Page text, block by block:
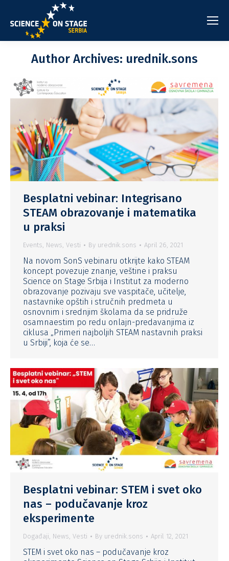
Author Archives: urednik.sons
Besplatni vebinar: Integrisano
STEAM obrazovanje i matematika
u praksi
Events News Vesti By urednik.sons April 26, 2021
Na novom SonS vebinaru otkrijte kako STEAM
koncept povezuje znanje, veštine i praksu
Science on Stage Srbija i Institut za moderno
obrazovanje pozivaju sve vaspitače, učitelje,
nastavnike opštih i stručnih predmeta u
osnovnim i srednjim školama da se pridruže
osamnaestim po redu onlajn-predavanjima iz
ciklusa „Primeri najboljih STEAM nastavnih praksi
u Srbiji”, koja će se…
Besplatni vebinar: STEM i svet oko
nas – podučavanje kroz
eksperimente
Događaji News Vesti By urednik.sons April 12, 2021
STEM i svet oko nas – podučavanje kroz